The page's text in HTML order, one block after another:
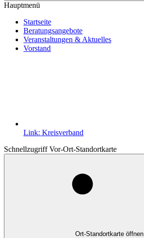
Hauptmenü
Startseite
Beratungsangebote
Veranstaltungen & Aktuelles
Vorstand
Link: Kreisverband
Schnellzugriff Vor-Ort-Standortkarte
Ort-Standortkarte öffnen